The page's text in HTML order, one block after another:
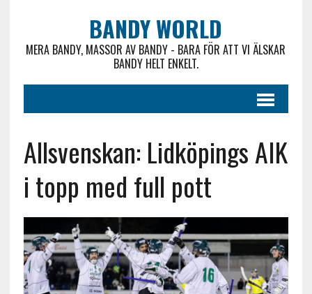
BANDY WORLD
MERA BANDY, MASSOR AV BANDY - BARA FÖR ATT VI ÄLSKAR
BANDY HELT ENKELT.
Allsvenskan: Lidköpings AIK
i topp med full pott